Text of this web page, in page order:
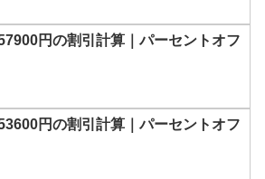
円の割引計算｜パーセントオフ
円の割引計算｜パーセントオフ